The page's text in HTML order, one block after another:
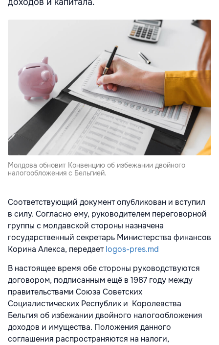
Молдова обновит Конвенцию об избежании двойного
налогообложения с Бельгией.
Соответствующий документ опубликован и вступил
в силу. Согласно ему, руководителем переговорной
группы с молдавской стороны назначена
государственный секретарь Министерства финансов
Корина Алекса, передаетlogos-pres.md
В настоящее время обе стороны руководствуются
договором, подписанным ещё в 1987 году между
правительствами Союза Советских
Социалистических Республик и Королевства
Бельгия об избежании двойного налогообложения
доходов и имущества. Положения данного
соглашения распространяются на налоги,